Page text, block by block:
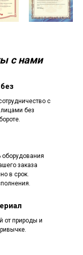
с нами
с
без
от природы и
оборудования
заказа
в срок.